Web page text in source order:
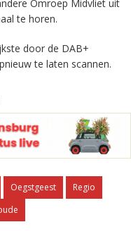
Omroep Midvliet uit
te horen.
door de DAB+
te laten scannen.
Oegstgeest
Regio